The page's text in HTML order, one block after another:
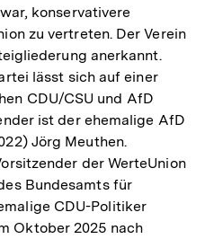
konservativere
zu vertreten. Der Verein
anerkannt.
lässt sich auf einer
CDU/CSU und AfD
ist der ehemalige AfD
Jörg Meuthen.
der WerteUnion
Bundesamts für
CDU-Politiker
Oktober 2025 nach